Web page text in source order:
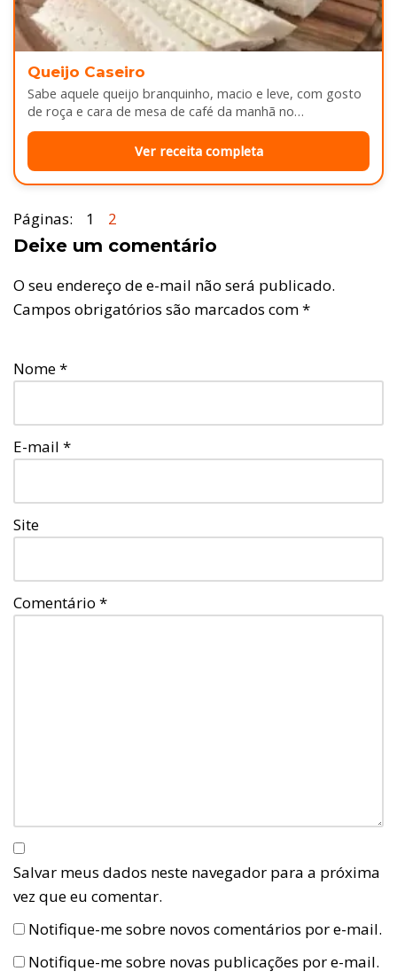
Queijo Caseiro
Sabe aquele queijo branquinho, macio e leve, com gosto
de roça e cara de mesa de café da manhã no…
Ver receita completa
Páginas: 1 2
Deixe um comentário
O seu endereço de e-mail não será publicado.
Campos obrigatórios são marcados com*
Nome*
E-mail *
Site
Comentário *
Salvar meus dados neste navegador para a próxima
vez que eu comentar.
Notifique-me sobre novos comentários por e-mail.
Notifique-me sobre novas publicações por e-mail.